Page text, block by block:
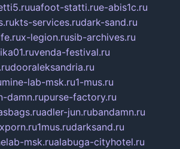
uafoot-statti.rue-abis1c.ru
kts-services.rudark-sand.ru
x-legion.rusib-archives.ru
venda-festival.ru
dooraleksandria.ru
mine-lab-msk.ru1-mus.ru
damn.rupurse-factory.ru
adler-jun.rubandamn.ru
1mus.rudarksand.ru
msk.rualabuga-cityhotel.ru